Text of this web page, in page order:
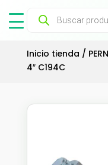
Búsqueda
productos
Inicio tienda /
4″ C194C